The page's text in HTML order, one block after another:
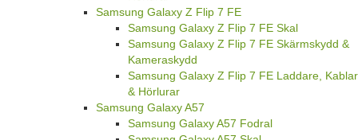
Samsung Galaxy Z Fold 7 Skal
Samsung Galaxy Z Fold 7 Laddare, Kablar &
Hörlurar
Samsung Galaxy Z Flip 7 FE
Samsung Galaxy Z Flip 7 FE Skal
Samsung Galaxy Z Flip 7 FE Skärmskydd &
Kameraskydd
Samsung Galaxy Z Flip 7 FE Laddare, Kablar